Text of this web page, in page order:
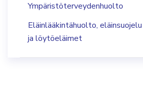
Ympäristöterveydenhuolto
Eläinlääkintähuolto, eläinsuojelu
ja löytöeläimet